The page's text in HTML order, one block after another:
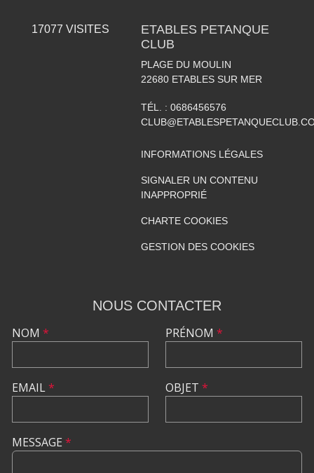
17077 VISITES
ETABLES PETANQUE
CLUB
PLAGE DU MOULIN
22680 ETABLES SUR MER
TÉL. : 0686456576
INFORMATIONS LÉGALES
SIGNALER UN CONTENU
INAPPROPRIÉ
CHARTE COOKIES
GESTION DES COOKIES
NOUS CONTACTER
NOM *
EMAIL*
PRÉNOM *
OBJET *
MESSAGE *